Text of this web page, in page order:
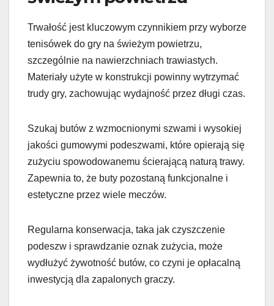
Trwałość jest kluczowym czynnikiem przy wyborze
tenisówek do gry na świeżym powietrzu,
szczególnie na nawierzchniach trawiastych.
Materiały użyte w konstrukcji powinny wytrzymać
trudy gry, zachowując wydajność przez długi czas.
Szukaj butów z wzmocnionymi szwami i wysokiej
jakości gumowymi podeszwami, które opierają się
zużyciu spowodowanemu ścierającą naturą trawy.
Zapewnia to, że buty pozostaną funkcjonalne i
estetyczne przez wiele meczów.
Regularna konserwacja, taka jak czyszczenie
podeszw i sprawdzanie oznak zużycia, może
wydłużyć żywotność butów, co czyni je opłacalną
inwestycją dla zapalonych graczy.